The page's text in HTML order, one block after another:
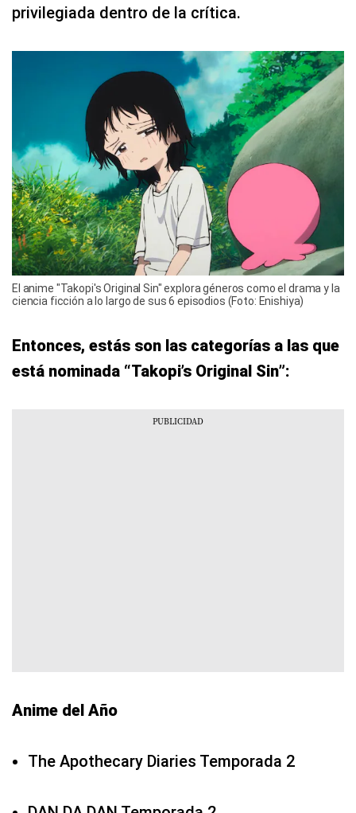
privilegiada dentro de la crítica.
El anime "Takopi's Original Sin" explora géneros como el drama y la
ciencia ficción a lo largo de sus 6 episodios (Foto: Enishiya)
Entonces, estás son las categorías a las que
está nominada “Takopi’s Original Sin”:
Anime del Año
The Apothecary Diaries Temporada 2